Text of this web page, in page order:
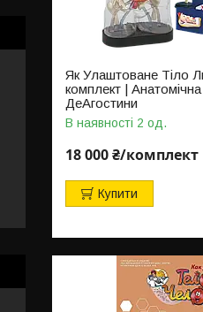
Як Улаштоване
комплект |
ДеАгостини
В наявності 2 од.
18 000 ₴/комплект
Купити